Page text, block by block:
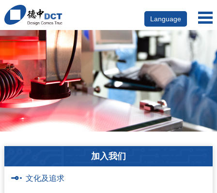
Language
加入我们
文化及追求